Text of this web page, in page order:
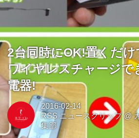
2台同時にOK!置くだ
ワイヤレスチャージで
電器!
2016-02-14
RSS ニュースクリップ@
集部